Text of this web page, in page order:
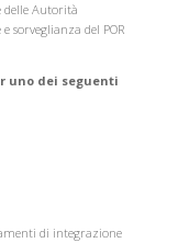
delle Autorità
sorveglianza del POR
uno dei seguenti
di integrazione